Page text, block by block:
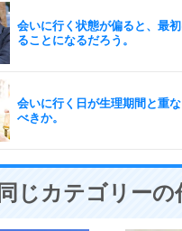
会いに行く状態が偏ると、最
ることになるだろう。
会いに行く日が生理期間と重
べきか。
同じカテゴリーの